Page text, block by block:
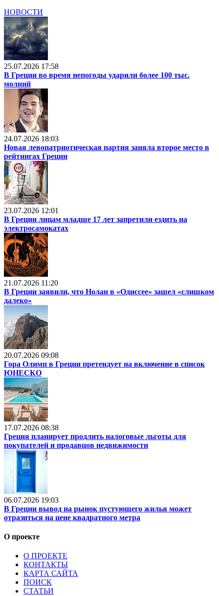
НОВОСТИ
25.07.2026 17:58
В Греции во время непогоды ударили более 100 тыс.
молний
24.07.2026 18:03
Новая левопатриотическая партия заняла второе место в
рейтингах Греции
23.07.2026 12:01
В Греции лицам младше 17 лет запретили ездить на
электросамокатах
21.07.2026 11:20
В Греции заявили, что Нолан в «Одиссее» зашел «слишком
далеко»
20.07.2026 09:08
Гора Олимп в Греции претендует на включение в список
ЮНЕСКО
17.07.2026 08:38
Греция планирует продлить налоговые льготы для
покупателей и продавцов недвижимости
06.07.2026 19:03
В Греции вывод на рынок пустующего жилья может
отразиться на цене квадратного метра
О проекте
О ПРОЕКТЕ
КОНТАКТЫ
КАРТА САЙТА
ПОИСК
СТАТЬИ